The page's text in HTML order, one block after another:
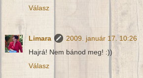
Válasz
Limara
2009. január 17. 10:26
Hajrá! Nem bánod meg! :))
Válasz